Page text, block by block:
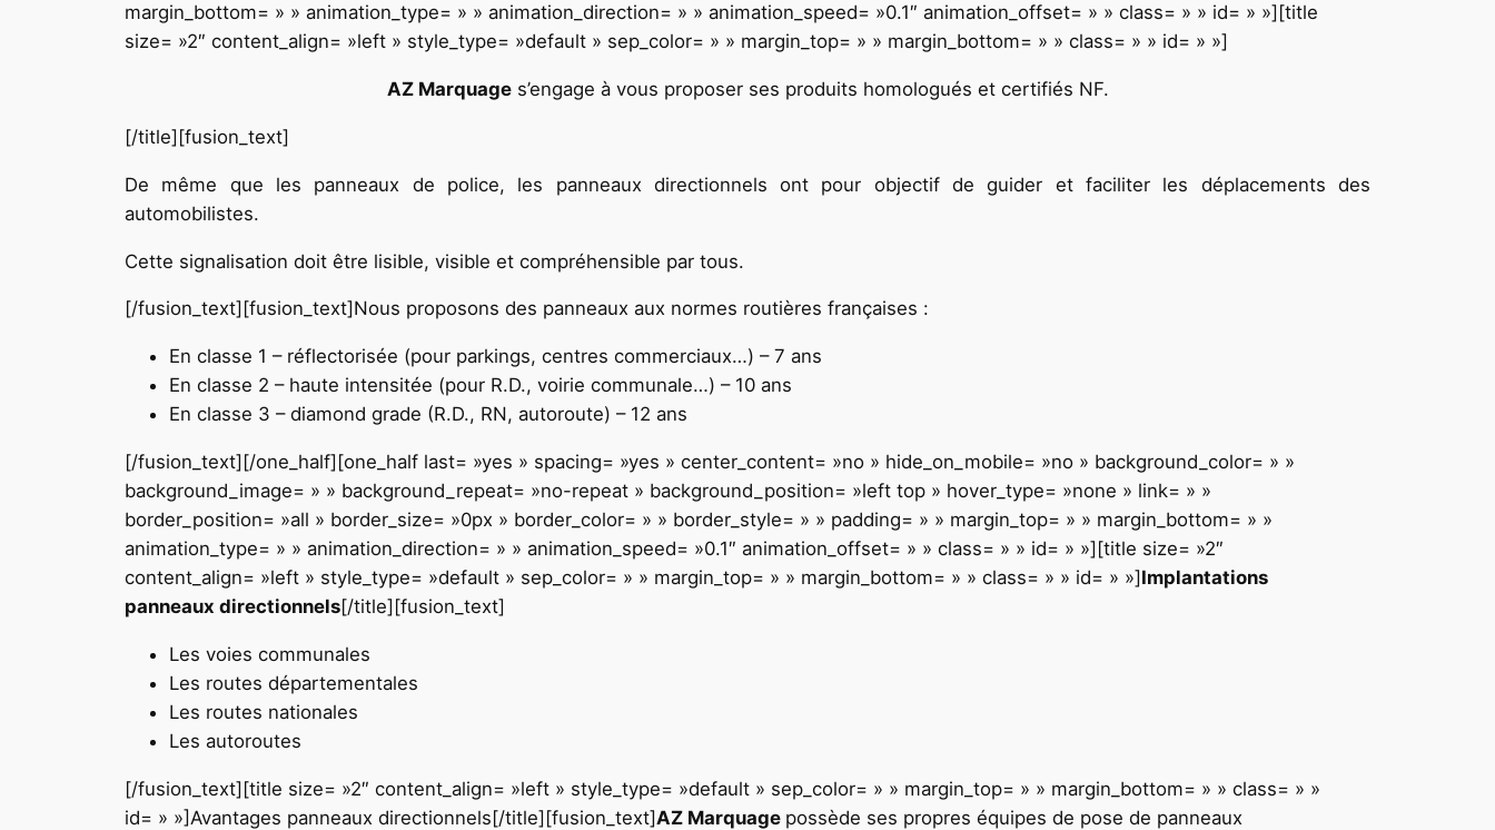
margin_bottom= » » animation_type= » » animation_direction= » » animation_speed= »0.1″ animation_offset= » » class= » » id= » »][title
size= »2″ content_align= »left » style_type= »default » sep_color= » » margin_top= » » margin_bottom= » » class= » » id= » »]
AZ Marquages’engage à vous proposer ses produits homologués et certifiés NF.
[/title][fusion_text]
De même que les panneaux de police, les panneaux directionnels ont pour objectif de guider et faciliter les déplacements des
automobilistes.
Cette signalisation doit être lisible, visible et compréhensible par tous.
[/fusion_text][fusion_text]Nous proposons des panneaux aux normes routières françaises :
En classe 1 – réflectorisée (pour parkings, centres commerciaux…) – 7 ans
En classe 2 – haute intensitée (pour R.D., voirie communale…) – 10 ans
En classe 3 – diamond grade (R.D., RN, autoroute) – 12 ans
[/fusion_text][/one_half][one_half last= »yes » spacing= »yes » center_content= »no » hide_on_mobile= »no » background_color= » »
background_image= » » background_repeat= »no-repeat » background_position= »left top » hover_type= »none » link= » »
border_position= »all » border_size= »0px » border_color= » » border_style= » » padding= » » margin_top= » » margin_bottom= » »
animation_type= » » animation_direction= » » animation_speed= »0.1″ animation_offset= » » class= » » id= » »][title size= »2″
content_align= »left » style_type= »default » sep_color= » » margin_top= » » margin_bottom= » » class= » » id= » »]Implantations
panneaux directionnels[/title][fusion_text]
Les voies communales
Les routes départementales
Les routes nationales
Les autoroutes
[/fusion_text][title size= »2″ content_align= »left » style_type= »default » sep_color= » » margin_top= » » margin_bottom= » » class= » »
id= » »]Avantages panneaux directionnels[/title][fusion_text]AZ Marquage possède ses propres équipes de pose de panneaux